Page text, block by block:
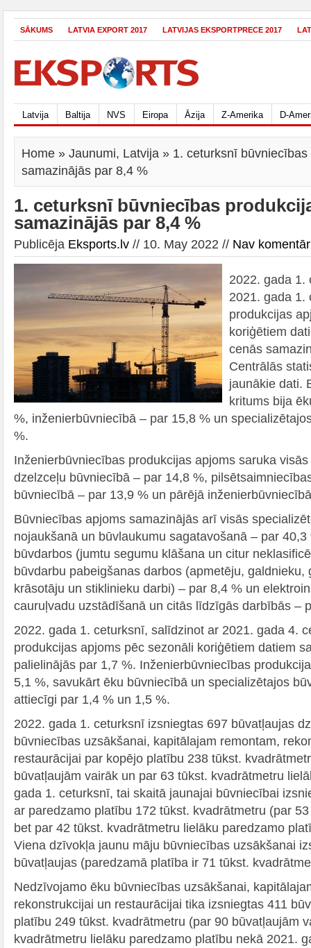
SĀKUMS LATVIA EXPORT 2017 LATVIJAS EKSPORTPRECE 2017
Latvija Baltija NVS Eiropa Āzija Z-Amerika D-
Home » Jaunumi, Latvija » 1. ceturksnī
samazinājās par 8,4 %
1. ceturksnī būvniecības
samazinājās par 8,4 %
Publicēja Eksports.lv // 10. May 2022 // Nav
2022. gada 1.
2021. gada 1.
produkcijas
koriģētiem
cenās
Centrālās
jaunākie dati.
kritums bija
%, inženierbūvniecībā – par 15,8 % un
%.
Inženierbūvniecības produkcijas apjoms saruka
dzelzceļu būvniecībā – par 14,8 %,
būvniecībā – par 13,9 % un pārējā
Būvniecības apjoms samazinājās arī visās
nojaukšanā un būvlaukumu sagatavošanā – par
būvdarbos (jumtu segumu klāšana un citur
būvdarbu pabeigšanas darbos (apmetēju,
krāsotāju un stiklinieku darbi) – par 8,4 % un
cauruļvadu uzstādīšanā un citās līdzīgās darbībās –
2022. gada 1. ceturksnī, salīdzinot ar 2021. gada 4.
produkcijas apjoms pēc sezonāli koriģētiem datiem
palielinājās par 1,7 %. Inženierbūvniecības
5,1 %, savukārt ēku būvniecībā un specializētajos
attiecīgi par 1,4 % un 1,5 %.
2022. gada 1. ceturksnī izsniegtas 697 būvatļaujas
būvniecības uzsākšanai, kapitālajam remontam,
restaurācijai par kopējo platību 238 tūkst.
būvatļaujām vairāk un par 63 tūkst. kvadrātmetru
gada 1. ceturksnī, tai skaitā jaunajai būvniecībai
ar paredzamo platību 172 tūkst. kvadrātmetru (par
bet par 42 tūkst. kvadrātmetru lielāku paredzamo
Viena dzīvokļa jaunu māju būvniecības uzsākšanai
būvatļaujas (paredzamā platība ir 71 tūkst.
Nedzīvojamo ēku būvniecības uzsākšanai,
rekonstrukcijai un restaurācijai tika izsniegtas 411
platību 249 tūkst. kvadrātmetru (par 90 būvatļaujām
kvadrātmetru lielāku paredzamo platību nekā 2021.